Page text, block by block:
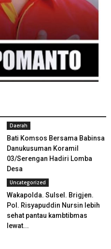
Daerah
Bati Komsos Bersama Babinsa
Danukusuman Koramil
03/Serengan Hadiri Lomba
Desa
Uncategorized
Wakapolda. Sulsel. Brigjen.
Pol. Risyapuddin Nursin lebih
sehat pantau kambtibmas
lewat...